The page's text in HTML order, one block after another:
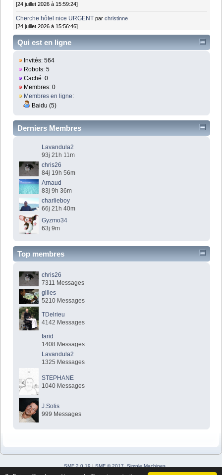
[24 juillet 2026 à 15:59:24]
Cherche hôtel nice URGENT parchristinne
[24 juillet 2026 à 15:56:46]
Qui est en ligne
Invités: 564
Robots: 5
Caché: 0
Membres: 0
Membres en ligne:
Baidu (5)
Derniers Membres
Lavandula2
93j 21h 11m
chris26
84j 19h 56m
Arnaud
83j 9h 36m
charlieboy
66j 21h 40m
Gyzmo34
63j 9m
Top membres
chris26
7311 Messages
gilles
5210 Messages
TDelrieu
4142 Messages
farid
1408 Messages
Lavandula2
1325 Messages
STEPHANE
1040 Messages
J.Solis
999 Messages
SMF 2.0.19 | SMF © 2017
Simple Machines
Simple Audio Video Embedder